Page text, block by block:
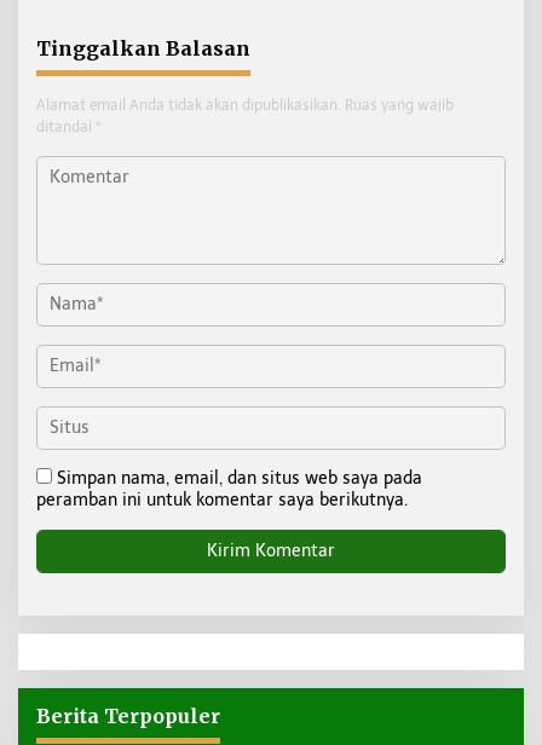
Tinggalkan Balasan
Alamat email Anda tidak akan dipublikasikan. Ruas yang wajib
ditandai *
Simpan nama, email, dan situs web saya pada
peramban ini untuk komentar saya berikutnya.
Berita Terpopuler